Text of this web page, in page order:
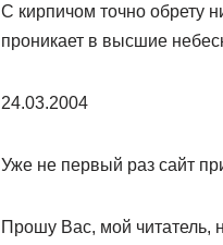
С кирпичом точно обрету
проникает в высшие
24.03.2004
Уже не первый раз сайт
Прошу Вас, мой читатель,